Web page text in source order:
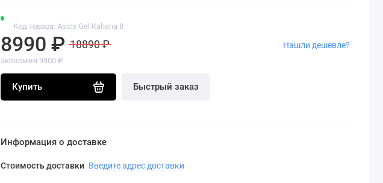
Код товара: Asics Gel Kahana 8
8990 ₽ 18890 ₽
экономия 9900 ₽
Купить Быстрый заказ
Нашли дешевле?
Информация о доставке
Стоимость доставки Введите адрес доставки